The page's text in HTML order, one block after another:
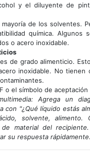
y el diluyente de
mayoría de los solventes.
química. Algunos
o acero inoxidable.
de grado alimenticio.
inoxidable. No tienen
o el símbolo de aceptación
Agrega un
con "¿Qué líquido estás
solvente, alimento.
de material del
su respuesta